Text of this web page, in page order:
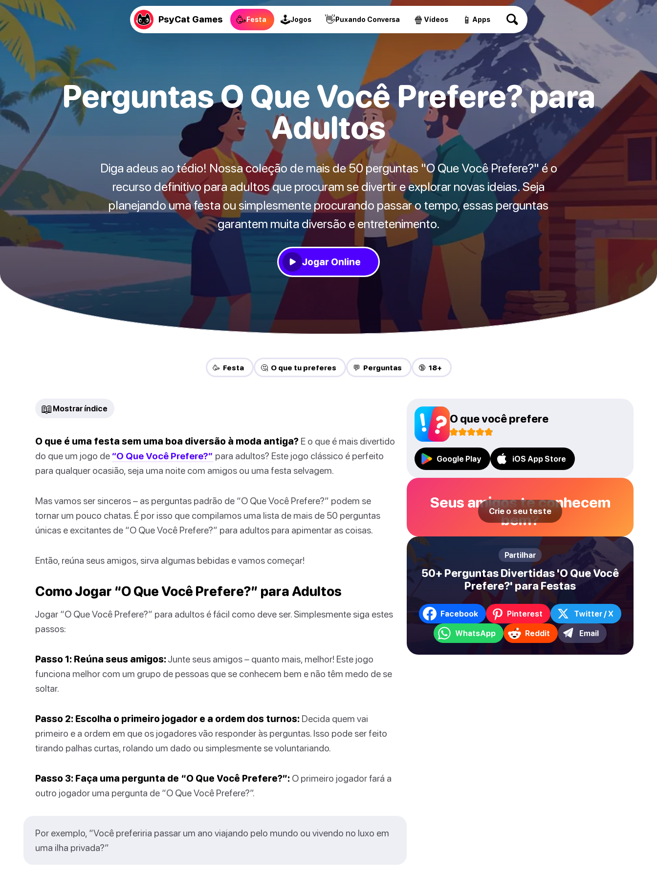
PsyCat Games 🥳Festa 🕹Jogos 👋Puxando Conversa 🍿 Vídeos 📱 Apps
Perguntas O Que Você Prefere? para
Adultos
Diga adeus ao tédio! Nossa coleção de mais de 50 perguntas "O Que Você Prefere?" é o
recurso definitivo para adultos que procuram se divertir e explorar novas ideias. Seja
planejando uma festa ou simplesmente procurando passar o tempo, essas perguntas
garantem muita diversão e entretenimento.
Jogar Online
🥳 Festa 🤔 O que tu preferes 💬 Perguntas 🔞 18+
📖 Mostrar índice
O que é uma festa sem uma boa diversão à moda antiga? E o que é mais divertido
do que um jogo de “O Que Você Prefere?” para adultos? Este jogo clássico é perfeito
para qualquer ocasião, seja uma noite com amigos ou uma festa selvagem.
Mas vamos ser sinceros – as perguntas padrão de “O Que Você Prefere?” podem se
tornar um pouco chatas. É por isso que compilamos uma lista de mais de 50 perguntas
únicas e excitantes de “O Que Você Prefere?” para adultos para apimentar as coisas.
Então, reúna seus amigos, sirva algumas bebidas e vamos começar!
Como Jogar “O Que Você Prefere?” para Adultos
Jogar “O Que Você Prefere?” para adultos é fácil como deve ser. Simplesmente siga estes
passos:
Passo 1: Reúna seus amigos: Junte seus amigos – quanto mais, melhor! Este jogo
funciona melhor com um grupo de pessoas que se conhecem bem e não têm medo de se
soltar.
Passo 2: Escolha o primeiro jogador e a ordem dos turnos: Decida quem vai
primeiro e a ordem em que os jogadores vão responder às perguntas. Isso pode ser feito
tirando palhas curtas, rolando um dado ou simplesmente se voluntariando.
Passo 3: Faça uma pergunta de “O Que Você Prefere?”: O primeiro jogador fará a
outro jogador uma pergunta de “O Que Você Prefere?”.
Por exemplo, “Você preferiria passar um ano viajando pelo mundo ou vivendo no luxo em
uma ilha privada?”
O que você prefere
Google Play iOS App Store
Seus amigos te conhecem
bem?
Crie o seu teste
Partilhar
50+ Perguntas Divertidas 'O Que Você
Prefere?' para Festas
Facebook Pinterest Twitter / X
WhatsApp Reddit Email